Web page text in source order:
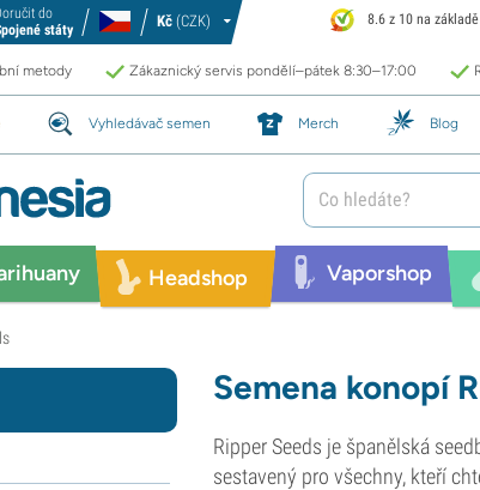
do
státy
Kč (CZK) 8.6 z 10 na
metody Zákaznický servis pondělí–pátek 8:30–17:00
Vyhledávač semen Merch Blog
Headshop Vaporshop
Semena konopí
Ripper Seeds je španělská
sestavený pro všechny, kteří